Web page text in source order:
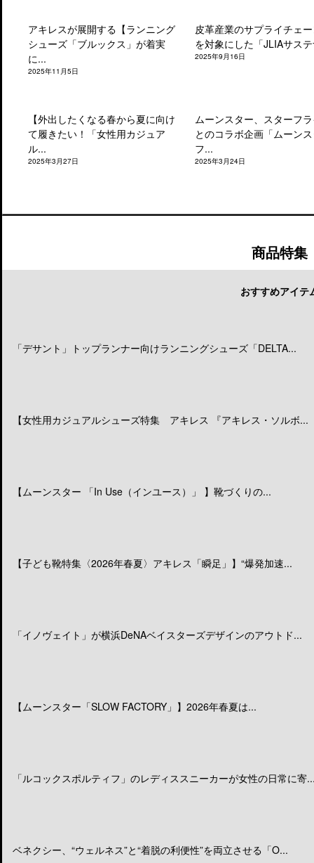
アキレスが展開する【ランニング
シューズ「ブルックス」が着実
に...
2025年11月5日
皮革産業のサプライチェ
を対象にした「JLIAサス
2025年9月16日
【外出したくなる春から夏に向け
て履きたい！「女性用カジュア
ル...
2025年3月27日
ムーンスター、スターフ
とのコラボ企画「ムーン
フ...
2025年3月24日
商品特集
おすすめアイテ
「デサント」トップランナー向けランニングシューズ「DELTA...
【女性用カジュアルシューズ特集 アキレス 『アキレス・ソルボ...
【ムーンスター 「In Use（インユース）」 】靴づくりの...
【子ども靴特集〈2026年春夏〉アキレス「瞬足」】“爆発加速...
「イノヴェイト」が横浜DeNAベイスターズデザインのアウトド...
【ムーンスター「SLOW FACTORY」】2026年春夏は...
「ルコックスポルティフ」のレディススニーカーが女性の日常に寄
ベネクシー、“ウェルネス”と“着脱の利便性”を両立させる「O...